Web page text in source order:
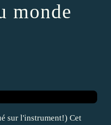
monde
sur l'instrument!) Cet